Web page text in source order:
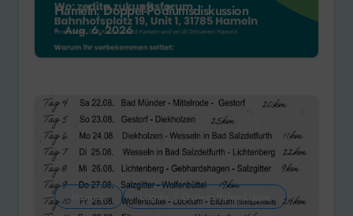
Hameln: Doppel-Podiumsdiskussion
Aug. 6, 2026
Hameln Lügde / Ostwestfalen-Lippe